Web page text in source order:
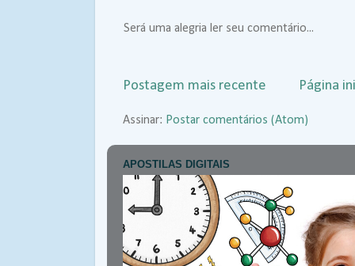
Será uma alegria ler seu comentário...
Postagem mais recente Página
Assinar: Postar comentários (Atom)
APOSTILAS DIGITAIS